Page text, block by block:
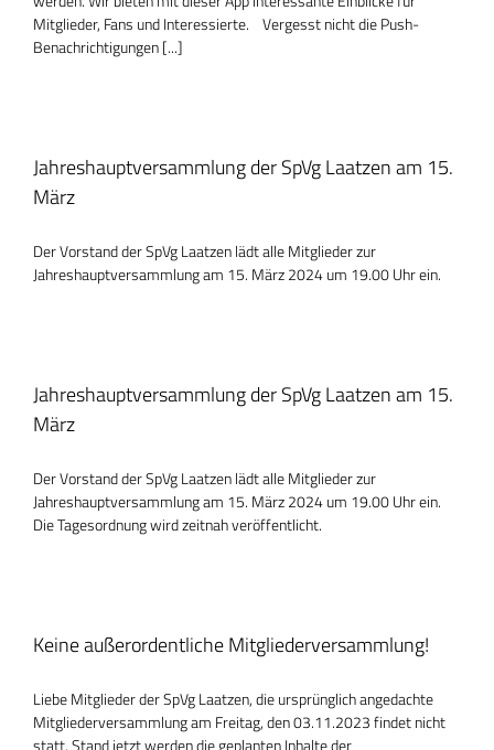
Mitglieder, Fans und Interessierte. Vergesst nicht die Push-
Benachrichtigungen [...]
Jahreshauptversammlung der SpVg Laatzen am 15.
März
Der Vorstand der SpVg Laatzen lädt alle Mitglieder zur
Jahreshauptversammlung am 15. März 2024 um 19.00 Uhr ein.
Jahreshauptversammlung der SpVg Laatzen am 15.
März
Der Vorstand der SpVg Laatzen lädt alle Mitglieder zur
Jahreshauptversammlung am 15. März 2024 um 19.00 Uhr ein.
Die Tagesordnung wird zeitnah veröffentlicht.
Keine außerordentliche Mitgliederversammlung!
Liebe Mitglieder der SpVg Laatzen, die ursprünglich angedachte
Mitgliederversammlung am Freitag, den 03.11.2023 findet nicht